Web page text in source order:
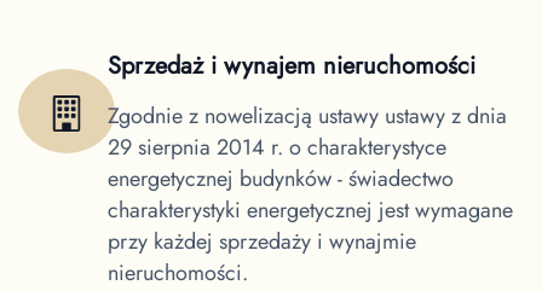
Sprzedaż i wynajem nieruchomości
Zgodnie z nowelizacją ustawy ustawy z dnia
29 sierpnia 2014 r. o charakterystyce
energetycznej budynków - świadectwo
charakterystyki energetycznej jest wymagane
przy każdej sprzedaży i wynajmie
nieruchomości.